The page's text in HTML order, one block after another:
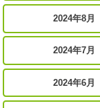
2024年8月
2024年7月
2024年6月